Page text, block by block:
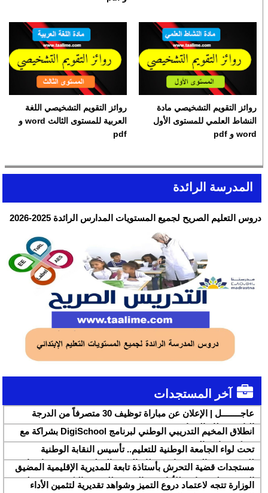
روائز التقويم التشخيصي مادة
النشاط العلمي للمستوى الأول
word و pdf
روائز التقويم التشخيصي اللغة
العربية للمستوى الثالث word و
pdf
المدرسة الرائدة
دروس التعليم الصريح لجميع المستويات المدارس الرائدة 2025-2026
آخر المستجدات
عاجــــــــل | الإعلان عن مباراة توظيف 30 متصرفاً من الدرجة
الثانية بقطاع الشباب
انطلاق المخيم التدريبي الوطني لبرنامج DigiSchool بشراكة مع
شركة هواوي المغرب
تحت لواء الجامعة الوطنية للتعليم.. تأسيس النقابة الوطنية
للمتصرفين والمتصرفات بقطاع التربية الوطنية SNASE وانتخاب
مكتبها الوطني
مستجدات قضية التحرش بأستاذة تابعة للمديرية الإقليمية المضيق
الفنيدق ولجنة تابعة للأكاديمية الجهوية للتربية والتكوين بجهة طنجة
الوزارة تتجه لاعتماد دروع التميز وشواهد تقديرية لتثمين الأداء